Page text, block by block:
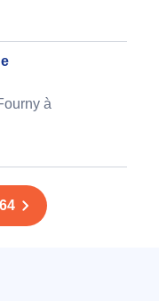
à